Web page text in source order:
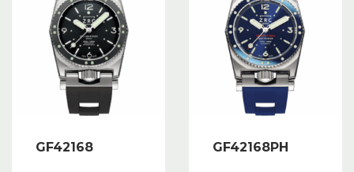
GF42168 GF42168PH